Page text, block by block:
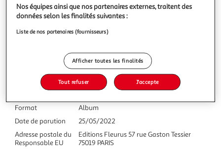
Format
Album
Date de parution
25/05/2022
Adresse postale du
Responsable EU
Editions Fleurus 57 rue Gaston Tessier
75019 PARIS
Nos équipes ainsi que nos partenaires externes, traitent des
données selon les finalités suivantes :
Liste de nos partenaires (fournisseurs)
Afficher toutes les finalités
Tout refuser J'accepte